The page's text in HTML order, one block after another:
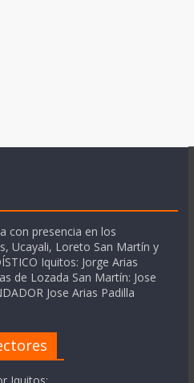
con presencia en los
Ucayali, Loreto San Martín y
Iquitos: Jorge Arias
de Lozada San Martín: Jose
Jose Arias Padilla